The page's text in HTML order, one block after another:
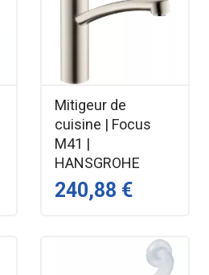
Mitigeur de
cuisine | Focus
M41 |
HANSGROHE
240,88 €